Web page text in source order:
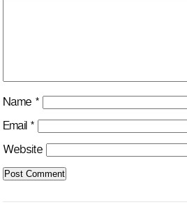
Name *
Email *
Website